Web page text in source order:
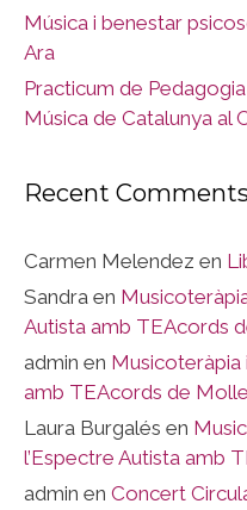
Música i benestar
Ara
Practicum de
Música de Catalunya al
Recent Comments
Carmen Melendez en
Sandra en
Autista amb TEAcords
admin en Musicoteràpia
amb TEAcords de
Laura Burgalés en
l’Espectre Autista amb
admin en Concert